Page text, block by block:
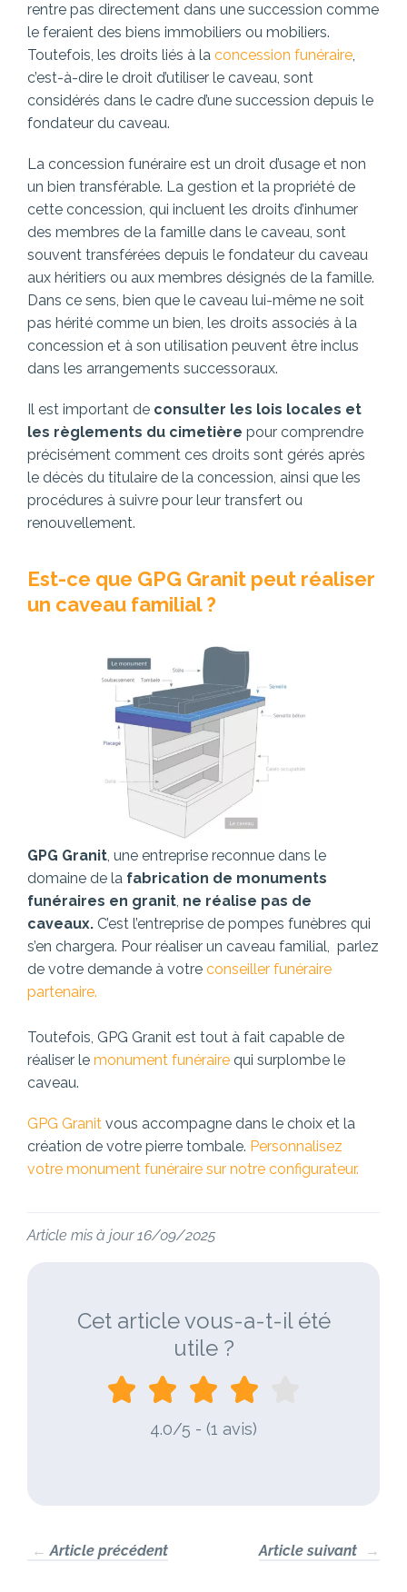
rentre pas directement dans une succession comme
le feraient des biens immobiliers ou mobiliers.
Toutefois, les droits liés à la concession funéraire,
c’est-à-dire le droit d’utiliser le caveau, sont
considérés dans le cadre d’une succession depuis le
fondateur du caveau.
La concession funéraire est un droit d’usage et non
un bien transférable. La gestion et la propriété de
cette concession, qui incluent les droits d’inhumer
des membres de la famille dans le caveau, sont
souvent transférées depuis le fondateur du caveau
aux héritiers ou aux membres désignés de la famille.
Dans ce sens, bien que le caveau lui-même ne soit
pas hérité comme un bien, les droits associés à la
concession et à son utilisation peuvent être inclus
dans les arrangements successoraux.
Il est important de consulter les lois locales et
les règlements du cimetière pour comprendre
précisément comment ces droits sont gérés après
le décès du titulaire de la concession, ainsi que les
procédures à suivre pour leur transfert ou
renouvellement.
Est-ce que GPG Granit peut réaliser
un caveau familial ?
GPG Granit, une entreprise reconnue dans le
domaine de la fabrication de monuments
funéraires en granit, ne réalise pas de
caveaux. C’est l’entreprise de pompes funèbres qui
s’en chargera. Pour réaliser un caveau familial, parlez
de votre demande à votre conseiller funéraire
partenaire.
Toutefois, GPG Granit est tout à fait capable de
réaliser le monument funéraire qui surplombe le
caveau.
GPG Granit vous accompagne dans le choix et la
création de votre pierre tombale. Personnalisez
votre monument funéraire sur notre configurateur.
Article mis à jour 16/09/2025
Cet article vous-a-t-il été
utile ?
4.0/5 - (1 avis)
← Article précédent Article suivant →